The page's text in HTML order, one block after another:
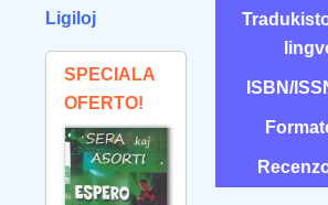
Ligiloj
SPECIALA
OFERTO!
ISBN/